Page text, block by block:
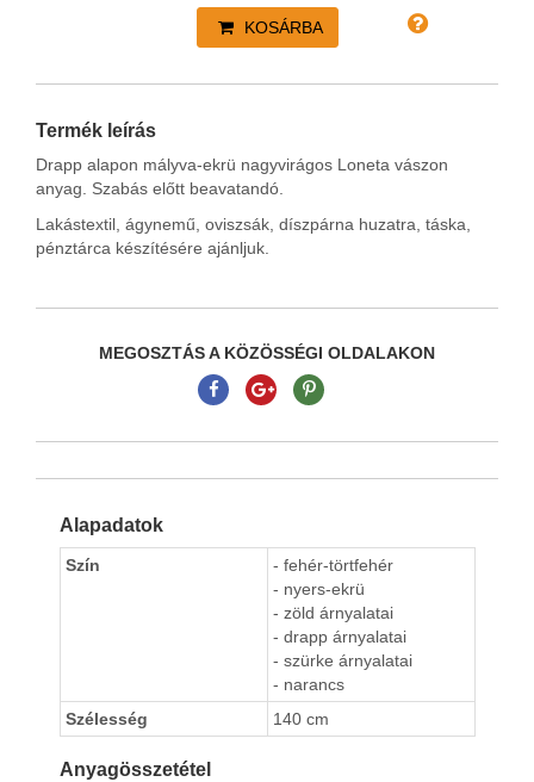
KOSÁRBA
Termék leírás
Drapp alapon mályva-ekrü nagyvirágos Loneta vászon
anyag. Szabás előtt beavatandó.
Lakástextil, ágynemű, oviszsák, díszpárna huzatra, táska,
pénztárca készítésére ajánljuk.
MEGOSZTÁS A KÖZÖSSÉGI OLDALAKON
Alapadatok
Szín
- fehér-törtfehér
- nyers-ekrü
- zöld árnyalatai
- drapp árnyalatai
- szürke árnyalatai
- narancs
Szélesség
140 cm
Anyagösszetétel